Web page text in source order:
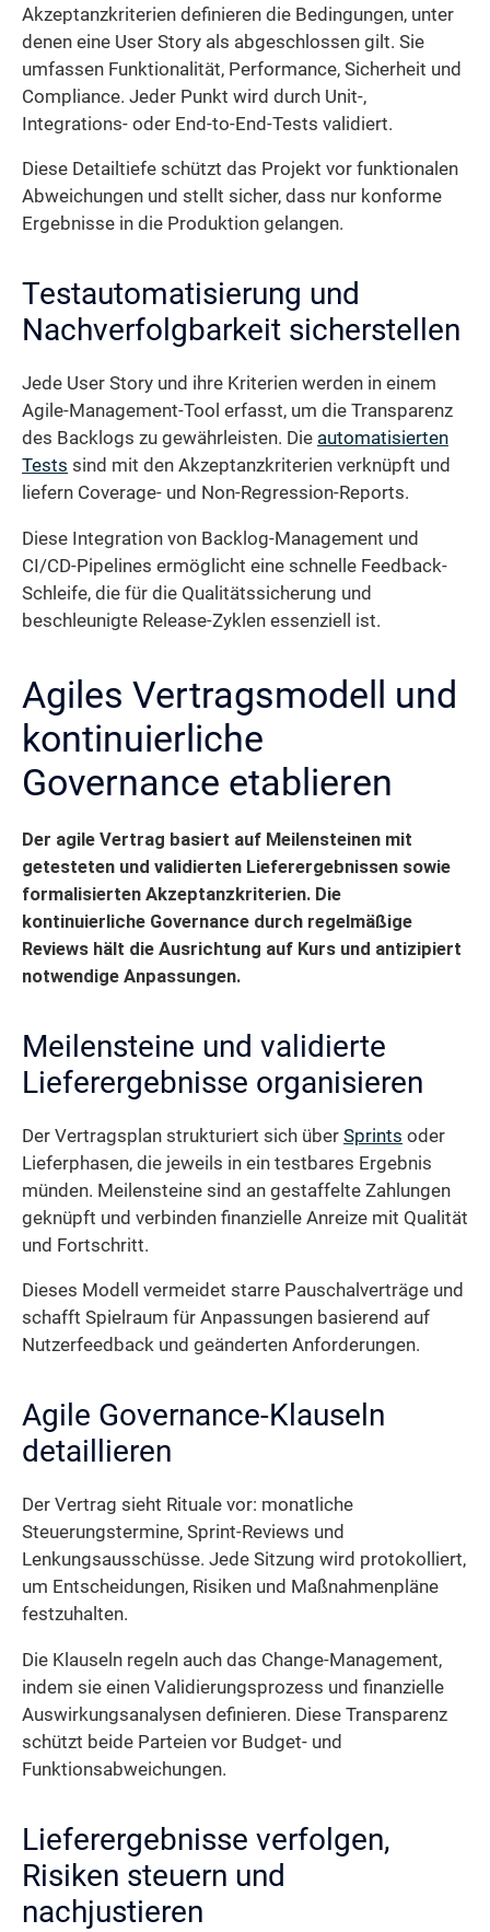
Akzeptanzkriterien definieren die Bedingungen, unter
denen eine User Story als abgeschlossen gilt. Sie
umfassen Funktionalität, Performance, Sicherheit und
Compliance. Jeder Punkt wird durch Unit-,
Integrations- oder End-to-End-Tests validiert.
Diese Detailtiefe schützt das Projekt vor funktionalen
Abweichungen und stellt sicher, dass nur konforme
Ergebnisse in die Produktion gelangen.
Testautomatisierung und
Nachverfolgbarkeit sicherstellen
Jede User Story und ihre Kriterien werden in einem
Agile-Management-Tool erfasst, um die Transparenz
des Backlogs zu gewährleisten. Die automatisierten
Tests sind mit den Akzeptanzkriterien verknüpft und
liefern Coverage- und Non-Regression-Reports.
Diese Integration von Backlog-Management und
CI/CD-Pipelines ermöglicht eine schnelle Feedback-
Schleife, die für die Qualitätssicherung und
beschleunigte Release-Zyklen essenziell ist.
Agiles Vertragsmodell und
kontinuierliche
Governance etablieren
Der agile Vertrag basiert auf Meilensteinen mit
getesteten und validierten Lieferergebnissen sowie
formalisierten Akzeptanzkriterien. Die
kontinuierliche Governance durch regelmäßige
Reviews hält die Ausrichtung auf Kurs und antizipiert
notwendige Anpassungen.
Meilensteine und validierte
Lieferergebnisse organisieren
Der Vertragsplan strukturiert sich über Sprints oder
Lieferphasen, die jeweils in ein testbares Ergebnis
münden. Meilensteine sind an gestaffelte Zahlungen
geknüpft und verbinden finanzielle Anreize mit Qualität
und Fortschritt.
Dieses Modell vermeidet starre Pauschalverträge und
schafft Spielraum für Anpassungen basierend auf
Nutzerfeedback und geänderten Anforderungen.
Agile Governance-Klauseln
detaillieren
Der Vertrag sieht Rituale vor: monatliche
Steuerungstermine, Sprint-Reviews und
Lenkungsausschüsse. Jede Sitzung wird protokolliert,
um Entscheidungen, Risiken und Maßnahmenpläne
festzuhalten.
Die Klauseln regeln auch das Change-Management,
indem sie einen Validierungsprozess und finanzielle
Auswirkungsanalysen definieren. Diese Transparenz
schützt beide Parteien vor Budget- und
Funktionsabweichungen.
Lieferergebnisse verfolgen,
Risiken steuern und
nachjustieren